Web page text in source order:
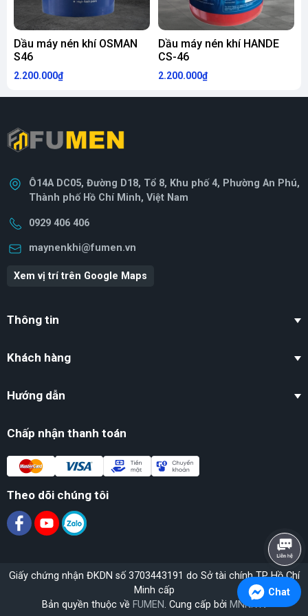
Dầu máy nén khí OSMAN
S46
2.200.000₫
Dầu máy nén khí HANDE
CS-46
2.200.000₫
Ô14A DC05, Đường D18, Tổ 8, Khu phố 4, Phường An Phú,
Thành phố Hồ Chí Minh, Việt Nam
0929 406 406
maynenkhi@fumen.vn
Xem vị trí trên Google Maps
Thông tin
Khách hàng
Hướng dẫn
Chấp nhận thanh toán
Theo dõi chúng tôi
Bản quyền thuộc về FUMEN. Cung cấp bởi MNK.VN
Giấy chứng nhận ĐKDN số 3703443191 do Sở tài chính TP Hồ Chí
Minh cấp
Chat